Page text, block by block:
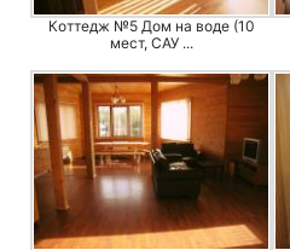
Коттедж №5 Дом на воде (10
мест, САУ ...